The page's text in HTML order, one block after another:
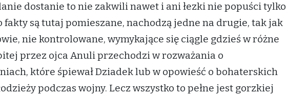
dostanie to nie zakwili nawet i ani łezki nie popuści tylko
fakty są tutaj pomieszane, nachodzą jedne na drugie, tak jak
nie kontrolowane, wymykające się ciągle gdzieś w różne
przez ojca Anuli przechodzi w rozważania o
które śpiewał Dziadek lub w opowieść o bohaterskich
podczas wojny. Lecz wszystko to pełne jest gorzkiej